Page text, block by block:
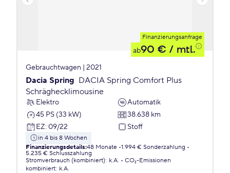
Finanzierungsanfrage
ab90 € / mtl.
Gebrauchtwagen | 2021
Dacia Spring DACIA Spring Comfort Plus
Schräghecklimousine
Elektro
Automatik
45 PS (33 kW)
38.638 km
EZ: 09/22 Stoff
in 4 bis 8 Wochen
Finanzierungsdetails:48 Monate 1.994 € Sonderzahlung
5.235 € Schlusszahlung
Stromverbrauch (kombiniert): k.A.
CO₂-Emissionen
kombiniert: k.A.